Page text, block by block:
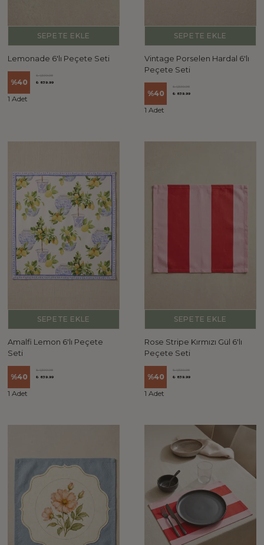
SEPETE EKLE
Lemonade 6'lı Peçete Seti
%40
₺ 1,399.98
₺ 839.99
1 Adet
SEPETE EKLE
Vintage Porselen Hardal 6'lı
Peçete Seti
%40
₺ 1,399.98
₺ 839.99
1 Adet
SEPETE EKLE
Amalfi Lemon 6'lı Peçete
Seti
%40
₺ 1,399.98
₺ 839.99
1 Adet
SEPETE EKLE
Rose Stripe Kırmızı Gül 6'lı
Peçete Seti
%40
₺ 1,399.98
₺ 839.99
1 Adet